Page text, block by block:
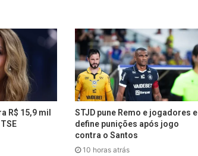
R$ 15,9 mil
STJD pune Remo e jogadores e
define punições após jogo
contra o Santos
10 horas atrás